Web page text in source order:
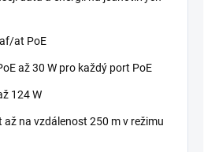
at PoE
až 30 W pro každý port PoE
124 W
až na vzdálenost 250 m v režimu